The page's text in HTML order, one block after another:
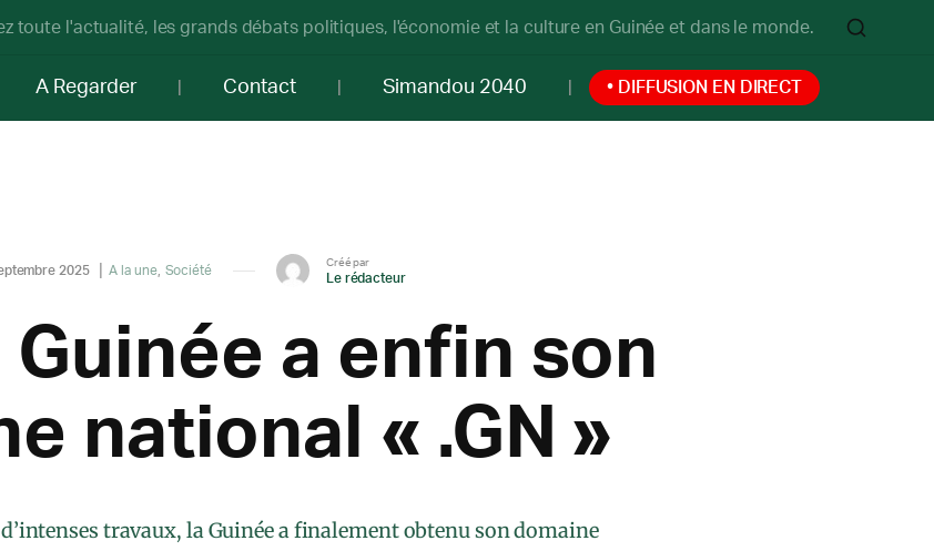
toute l'actualité, les grands débats politiques, l'économie et la culture en Guinée et dans le monde.
A Regarder Contact Simandou 2040 • DIFFUSION EN DIRECT
2025 A la une Société
Créé par
Le rédacteur
Guinée a enfin son
national « .GN »
travaux, la Guinée a finalement obtenu son domaine